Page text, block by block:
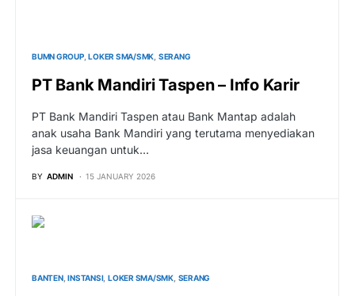
BUMN GROUP LOKER SMA/SMK SERANG
PT Bank Mandiri Taspen – Info Karir
PT Bank Mandiri Taspen atau Bank Mantap adalah
anak usaha Bank Mandiri yang terutama menyediakan
jasa keuangan untuk…
BY ADMIN 15 JANUARY 2026
BANTEN INSTANSI LOKER SMA/SMK SERANG